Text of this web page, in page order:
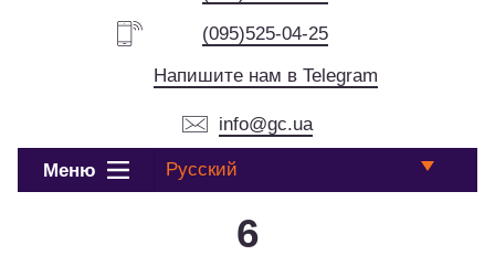
(095)525-04-25
Напишите нам в Telegram
info@gc.ua
Меню Русский
6